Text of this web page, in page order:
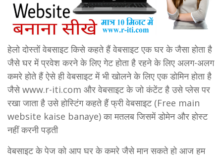
हेलो दोस्तों वेबसाइट किसे कहते हैं वेबसाइट एक घर के जैसा होता है
जैसे घर में प्रवेश करने के लिए गेट होता है रहने के लिए अलग-अलग
कमरे होते हैं ऐसे ही वेबसाइट में भी खोलने के लिए एक डोमिन होता है
जैसे www.r-iti.com और वेबसाइट के जो कंटेंट है उसे प्लेस पर
रखा जाता है उसे होस्टिंग कहते हैं फ्री वेबसाइट (Free main
website kaise banaye) का मतलब जिसमें डोमेन और होस्ट
नहीं करनी पड़ती
वेबसाइट के पेज को आप घर के कमरे जैसे मान सकते हो आज हम